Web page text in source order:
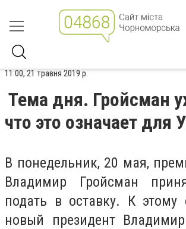
11:00, 21 травня 2019 р.
Тема дня. Гройсман
что это означает для
В понедельник, 20 мая,
Владимир Гройсман
подать в оставку. К этому
новый президент